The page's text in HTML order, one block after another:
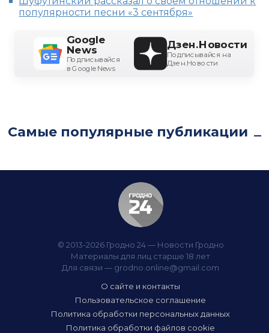
популярности песни «3 сентября»
Google
News
Подписывайся
в Google News
Дзен.Новости
Подписывайся на
Дзен.Новости
Самые популярные публикации
© 2013-2026 Гродно 24 — Новости Гродно
Материалы для лиц старше 18 лет
Для связи — grodno.online@gmail.com
О сайте и контакты
Пользовательское соглашение
Политика обработки персональных данных
Политика обработки файлов cookie